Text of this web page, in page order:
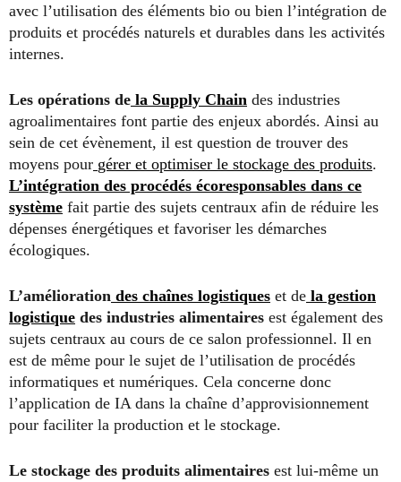
avec l’utilisation des éléments bio ou bien l’intégration de
produits et procédés naturels et durables dans les activités
internes.
Les opérations de la Supply Chain des industries
agroalimentaires font partie des enjeux abordés. Ainsi au
sein de cet évènement, il est question de trouver des
moyens pour gérer et optimiser le stockage des produits.
L’intégration des procédés écoresponsables dans ce
système fait partie des sujets centraux afin de réduire les
dépenses énergétiques et favoriser les démarches
écologiques.
L’amélioration des chaînes logistiques et de la gestion
logistique des industries alimentaires est également des
sujets centraux au cours de ce salon professionnel. Il en
est de même pour le sujet de l’utilisation de procédés
informatiques et numériques. Cela concerne donc
l’application de IA dans la chaîne d’approvisionnement
pour faciliter la production et le stockage.
Le stockage des produits alimentaires est lui-même un